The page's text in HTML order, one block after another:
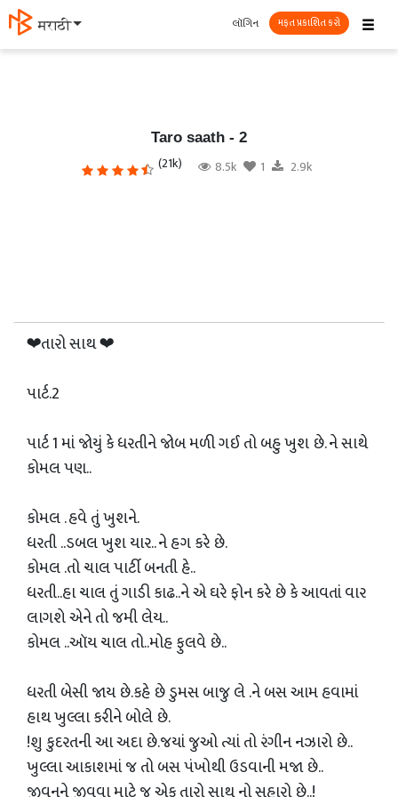
मराठी ☰
લૉગિન મફત પ્રકાશિત કરો
Taro saath - 2
(21k) 8.5k 1 2.9k
❤તારો સાથ ❤
પાર્ટ.2
પાર્ટ 1 માં જોયું કે ધરતીને જોબ મળી ગઈ તો બહુ ખુશ છે. ને સાથે
કોમલ પણ..
કોમલ . હવે તું ખુશને.
ધરતી ..ડબલ ખુશ યાર.. ને હગ કરે છે.
કોમલ .તો ચાલ પાર્ટી બનતી હે..
ધરતી..હા ચાલ તું ગાડી કાઢ..ને એ ઘરે ફોન કરે છે કે આવતાં વાર
લાગશે એને તો જમી લેય..
કોમલ ..ઑય ચાલ તો..મોહ ફુલવે છે..
ધરતી બેસી જાય છે.કહે છે ડુમસ બાજુ લે .ને બસ આમ હવામાં
હાથ ખુલ્લા કરીને બોલે છે.
!શુ કુદરતની આ અદા છે.જયાં જુઓ ત્યાં તો રંગીન નઝારો છે..
ખુલ્લા આકાશમાં જ તો બસ પંખોથી ઉડવાની મજા છે..